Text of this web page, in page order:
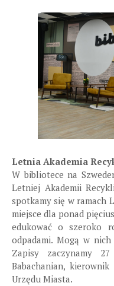
Letnia Akademia
W bibliotece na
Letniej Akademii
spotkamy się w ramach
miejsce dla ponad
edukować o szeroko
odpadami. Mogą w
Zapisy zaczynamy
Babachanian,
Urzędu Miasta.